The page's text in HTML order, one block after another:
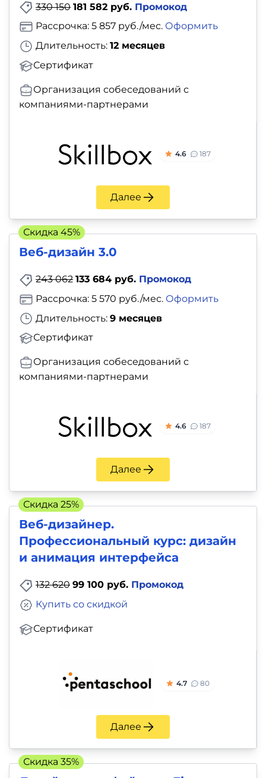
330 150 181 582 руб. Промокод
Длительность: 12 месяцев
Сертификат
Рассрочка: 5 857 руб./мес. Оформить
Организация собеседований с
компаниями-партнерами
4.6 187
Далее
Веб-дизайн 3.0
243 062 133 684 руб. Промокод
Длительность: 9 месяцев
Сертификат
Рассрочка: 5 570 руб./мес. Оформить
Организация собеседований с
компаниями-партнерами
4.6 187
Далее
Скидка 45%
Веб-дизайнер.
Профессиональный курс: дизайн
и анимация интерфейса
132 620 99 100 руб. Промокод
Сертификат
Купить со скидкой
4.7 80
Далее
Скидка 25%
Скидка 35%